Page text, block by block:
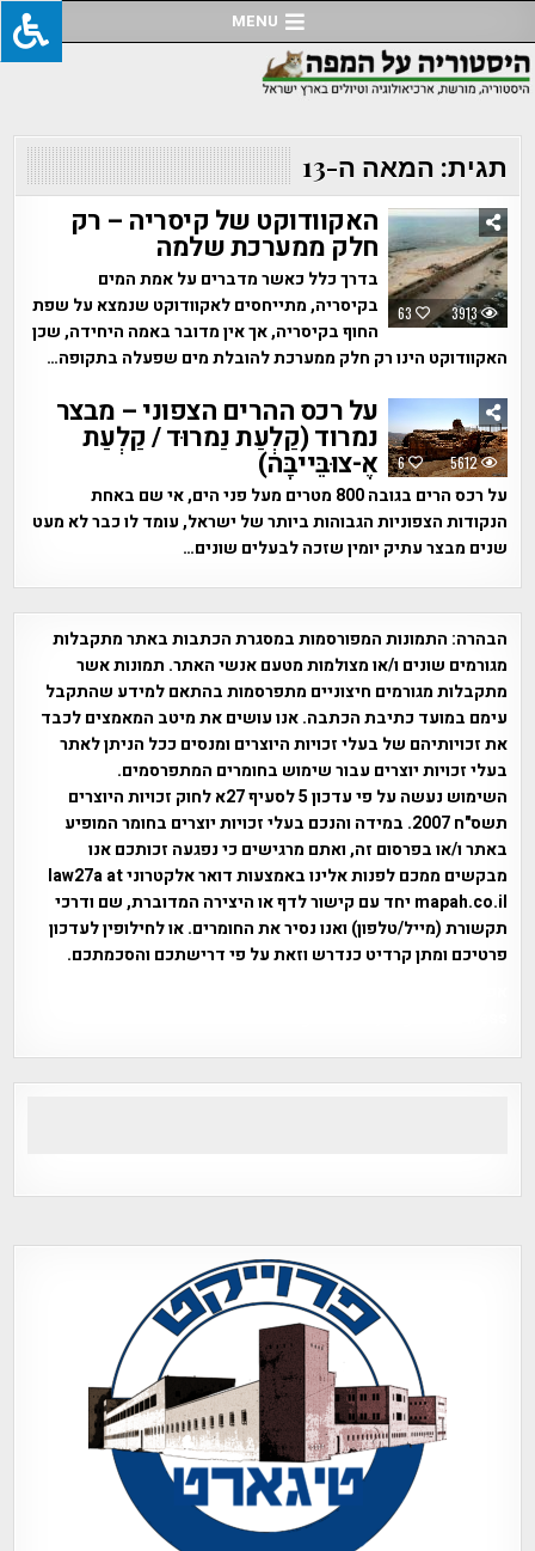
to
content
MENU
תגית: המאה ה-13
63 3913
האקוודוקט של קיסריה – רק
חלק ממערכת שלמה
בדרך כלל כאשר מדברים על אמת המים
בקיסריה, מתייחסים לאקוודוקט שנמצא על שפת
החוף בקיסריה, אך אין מדובר באמה היחידה, שכן
האקוודוקט הינו רק חלק ממערכת להובלת מים שפעלה בתקופה…
6 5612
על רכס ההרים הצפוני – מבצר
נמרוד (קַלְעַת נַמרוּד / קַלְעַת
אֶ-צוּבֵּייבָּה)
על רכס הרים בגובה 800 מטרים מעל פני הים, אי שם באחת
הנקודות הצפוניות הגבוהות ביותר של ישראל, עומד לו כבר לא מעט
שנים מבצר עתיק יומין שזכה לבעלים שונים…
הבהרה: התמונות המפורסמות במסגרת הכתבות באתר מתקבלות
מגורמים שונים ו/או מצולמות מטעם אנשי האתר. תמונות אשר
מתקבלות מגורמים חיצוניים מתפרסמות בהתאם למידע שהתקבל
עימם במועד כתיבת הכתבה. אנו עושים את מיטב המאמצים לכבד
את זכויותיהם של בעלי זכויות היוצרים ומנסים ככל הניתן לאתר
בעלי זכויות יוצרים עבור שימוש בחומרים המתפרסמים.
השימוש נעשה על פי עדכון 5 לסעיף 27א לחוק זכויות היוצרים
תשס"ח 2007. במידה והנכם בעלי זכויות יוצרים בחומר המופיע
באתר ו/או בפרסום זה, ואתם מרגישים כי נפגעה זכותכם אנו
מבקשים ממכם לפנות אלינו באמצעות דואר אלקטרוני law27a at
mapah.co.il יחד עם קישור לדף או היצירה המדוברת, שם ודרכי
תקשורת (מייל/טלפון) ואנו נסיר את החומרים. או לחילופין לעדכון
פרטיכם ומתן קרדיט כנדרש וזאת על פי דרישתכם והסכמתכם.